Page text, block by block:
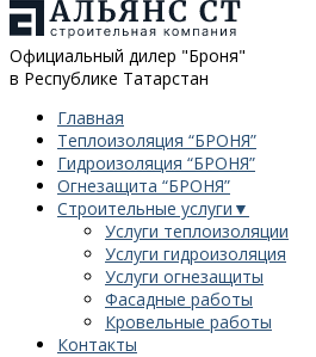
Официальный дилер "Броня"
в Республике Татарстан
Главная
Теплоизоляция “БРОНЯ”
Гидроизоляция “БРОНЯ”
Огнезащита “БРОНЯ”
Строительные услуги ▼
Услуги теплоизоляции
Услуги гидроизоляция
Услуги огнезащиты
Фасадные работы
Кровельные работы
Контакты